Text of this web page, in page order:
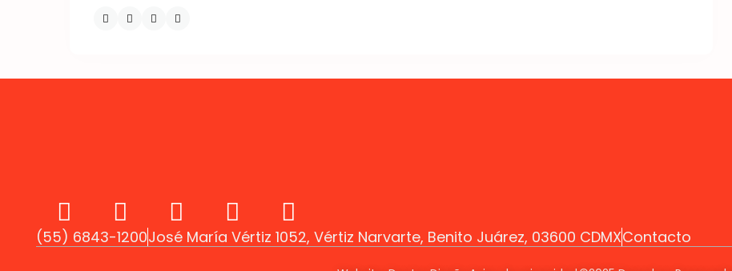
(55) 6843-1200José María Vértiz 1052, Vértiz Narvarte, Benito Juárez, 03600 CDMXContacto